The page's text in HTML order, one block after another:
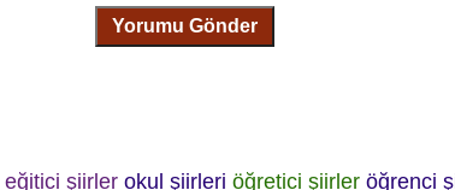
Yorumu Gönder
eğitici şiirler okul şiirleri öğretici şiirler öğrenci